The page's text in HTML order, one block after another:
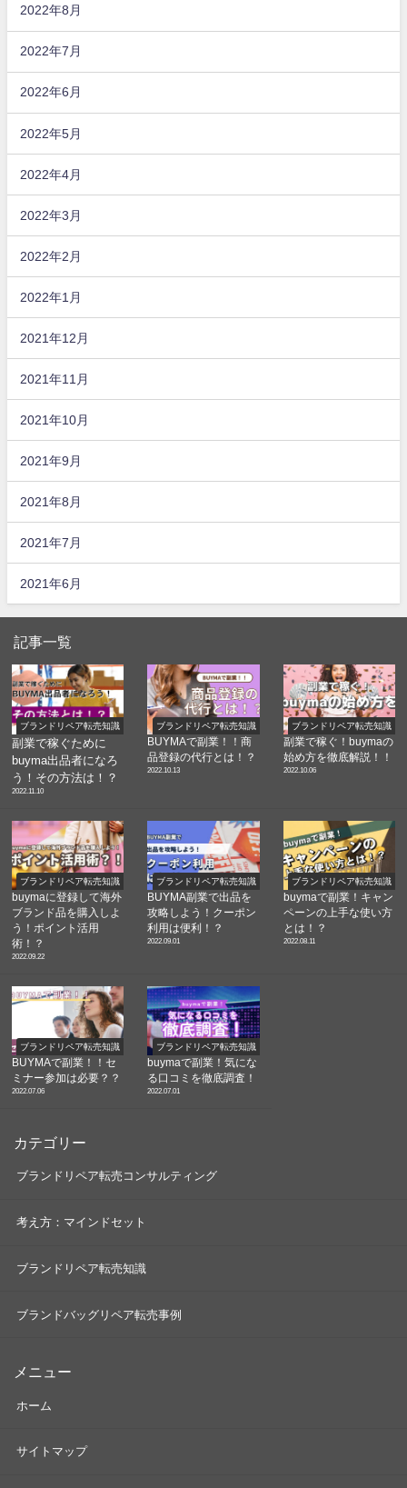
2022年8月
2022年7月
2022年6月
2022年5月
2022年4月
2022年3月
2022年2月
2022年1月
2021年12月
2021年11月
2021年10月
2021年9月
2021年8月
2021年7月
2021年6月
記事一覧
ブランドリペア転売知識
副業で稼ぐために
buyma出品者になろ
う！その方法は！？
2022.11.10
ブランドリペア転売知識
BUYMAで副業！！商
品登録の代行とは！？
2022.10.13
ブランドリペア転売知識
副業で稼ぐ！buymaの
始め方を徹底解説！！
2022.10.06
ブランドリペア転売知識
buymaに登録して海外
ブランド品を購入しよ
う！ポイント活用
術！？
2022.09.22
ブランドリペア転売知識
BUYMA副業で出品を
攻略しよう！クーポン
利用は便利！？
2022.09.01
ブランドリペア転売知識
buymaで副業！キャン
ペーンの上手な使い方
とは！？
2022.08.11
ブランドリペア転売知識
BUYMAで副業！！セ
ミナー参加は必要？？
2022.07.06
ブランドリペア転売知識
buymaで副業！気にな
る口コミを徹底調査！
2022.07.01
カテゴリー
ブランドリペア転売コンサルティング
考え方：マインドセット
ブランドリペア転売知識
ブランドバッグリペア転売事例
メニュー
ホーム
サイトマップ